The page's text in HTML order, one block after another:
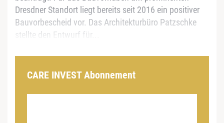
Dresdner Standort liegt bereits seit 2016 ein positiver
Bauvorbescheid vor. Das Architekturbüro Patzschke
stellte den Entwurf für...
CARE INVEST Abonnement